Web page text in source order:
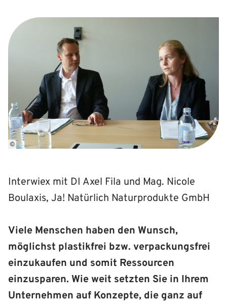
©
Interwiex mit DI Axel Fila und Mag. Nicole
Boulaxis, Ja! Natürlich Naturprodukte GmbH
Viele Menschen haben den Wunsch,
möglichst plastikfrei bzw. verpackungsfrei
einzukaufen und somit Ressourcen
einzusparen. Wie weit setzten Sie in Ihrem
Unternehmen auf Konzepte, die ganz auf